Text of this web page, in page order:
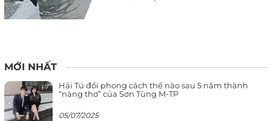
MỚI NHẤT
Hải Tú đổi phong cách thế nào sau 5 năm thành
“nàng thơ” của Sơn Tùng M-TP
05/07/2025